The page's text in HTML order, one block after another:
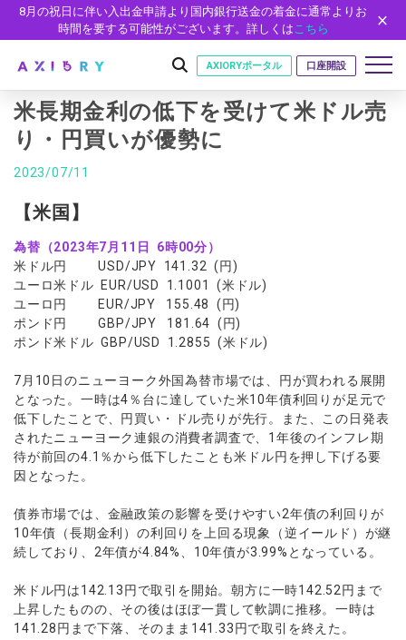
8月の祝日に伴い入出金申請より国内銀行送金の着金に通常よりお
時間を要する可能性がございます。詳しくはこちら
はじめに
ライセンス
安全性
取引
取引商品
FX（通貨ペア）
現物株式
ETF
株式CFD
株価指数CFD
エネルギーCFD
貴金属CFD
ソフトコモディティCFD
NEW
バトルCFD
取引条件
スプレッド・手数料
ゼロカットとロスカット
スワップとロールオーバー
入出金方法
レバレッジ
約定率
取引時間
取引計算シミュレーター
注文執行ポリシー
経済指標・予測カレンダー
休眠口座と凍結口座
口座
口座の種類
口座タイプ
法人のお客様
デモ口座
ウォレット口座
NEW
口座開設
口座開設フォーム
必要書類
プラットフォーム
プラットフォーム
MT5
cTrader
AXIORYアプリ
AXIORYポータル
ツール
MT4/MT5 ヒストリカルデータ
カスタムインジケーター
日本時間表示インジケータ
ストライク インジケータ
MQLシグナル
パートナー
パートナーシップ・プログラム
イントロデュース・パートナープログラム（IP）
特別・VIPプログラム
NEW
ニュース
ニュースリリース
お知らせ
マーケットニュース
コーポレートニュース
トレードガイド
NEW
会社概要
企業情報
会社概要
役員紹介
お問合せ
よくあるご質問
عربى
English
Русский
ไทย
Tiếng Việt
デモ口座を開設する
AXIORYポータル 口座開設
米長期金利の低下を受けて米ドル売
り・円買いが優勢に
2023/07/11
【米国】
為替（2023年7月11日 6時00分）
米ドル円 USD/JPY 141.32 (円)
ユーロ米ドル EUR/USD 1.1001 (米ドル)
ユーロ円 EUR/JPY 155.48 (円)
ポンド円 GBP/JPY 181.64 (円)
ポンド米ドル GBP/USD 1.2855 (米ドル)
7月10日のニューヨーク外国為替市場では、円が買われる展開
となった。一時は4％台に達していた米10年債利回りが足元で
低下したことで、円買い・ドル売りが先行。また、この日発表
されたニューヨーク連銀の消費者調査で、1年後のインフレ期
待が前回の4.1％から低下したことも米ドル円を押し下げる要
因となった。
債券市場では、金融政策の影響を受けやすい2年債の利回りが
10年債（長期金利）の利回りを上回る現象（逆イールド）が継
続しており、2年債が4.84%、10年債が3.99%となっている。
米ドル円は142.13円で取引を開始。朝方に一時142.52円まで
上昇したものの、その後はほぼ一貫して軟調に推移。一時は
141.28円まで下落、そのまま141.33円で取引を終えた。